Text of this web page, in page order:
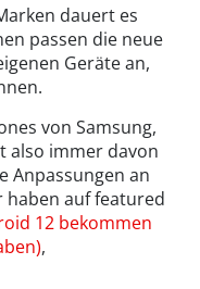
dauert es
passen die neue
Geräte an,
von Samsung,
also immer davon
Anpassungen an
haben auf featured
12 bekommen
,